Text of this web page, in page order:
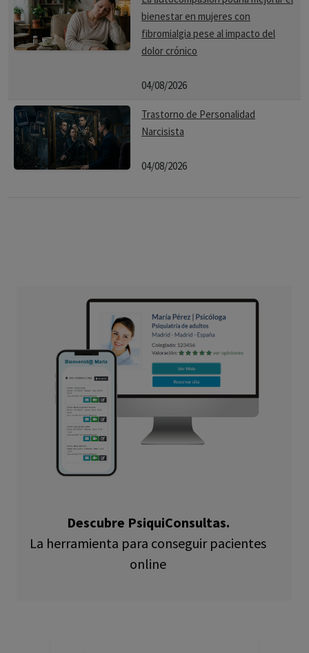
bienestar en mujeres con
fibromialgia pese al impacto del
dolor crónico
04/08/2026
Trastorno de Personalidad
Narcisista
04/08/2026
Descubre PsiquiConsultas.
La herramienta para conseguir pacientes
online